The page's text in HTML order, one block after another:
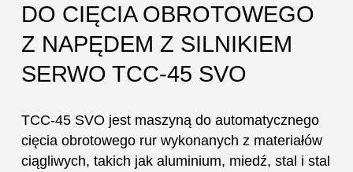
DO CIĘCIA OBROTOWEGO
Z NAPĘDEM Z SILNIKIEM
SERWO TCC-45 SVO
TCC-45 SVO jest maszyną do automatycznego
cięcia obrotowego rur wykonanych z materiałów
ciągliwych, takich jak aluminium, miedź, stal i stal